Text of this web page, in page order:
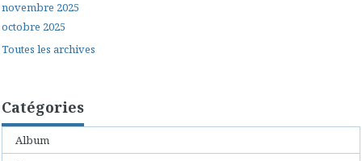
novembre 2025
octobre 2025
Toutes les archives
Catégories
Album